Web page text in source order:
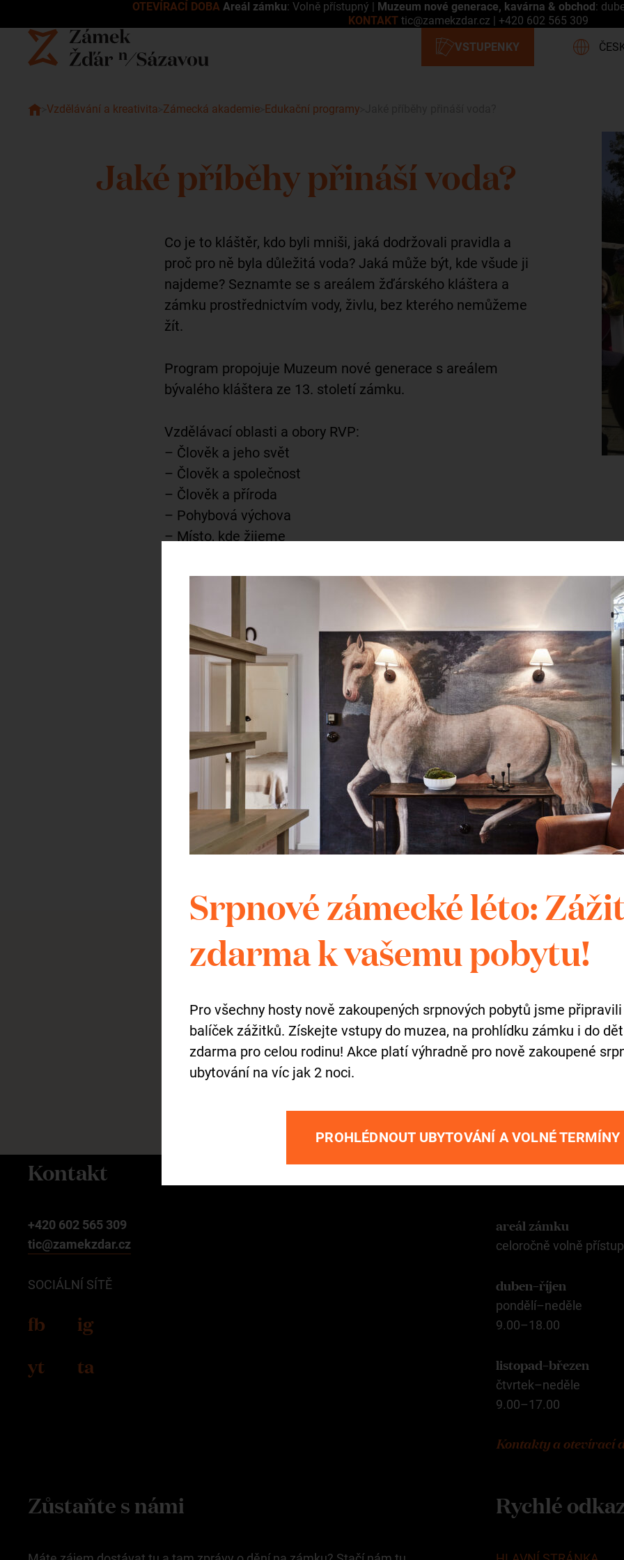
OTEVÍRACÍ DOBA Areál zámku: Volně přístupný | Muzeum nové generace, kavárna & obchod:
KONTAKT tic@zamekzdar.cz | +420 602 565 309
Vzdělávání a kreativita Zámecká akademie Edukační programy
Jaké příběhy přináší voda?
Co je to kláštěr, kdo byli mniši, jaká dodržovali pravidla a
proč pro ně byla důležitá voda? Jaká může být, kde všude ji
najdeme? Seznamte se s areálem žďárského kláštera a
zámku prostřednictvím vody, živlu, bez kterého nemůžeme
žít.
Program propojuje Muzeum nové generace s areálem
bývalého kláštera ze 13. století zámku.
Vzdělávací oblasti a obory RVP:
– Člověk a jeho svět
– Člověk a společnost
– Člověk a příroda
– Pohybová výchova
– Místo, kde žijeme
– Lidé a čas
Témata programu:
– Voda jako součást světa kolem nás
– Využití a význam vody v minulosti a dnes (každodenní
život, hospodářství, cestování, zdroj energie)
– Pohyb vody v areálu kláštera, v okolní přírodě, na světě
– Vlastnosti vody
2. stupeň ZŠ
90-120 minut
95 Kč/ žák, pedagogický doprovod zdarma
Kontakt
+420 602 565 309
tic@zamekzdar.cz
SOCIÁLNÍ SÍTĚ
fb
ig
yt
ta
Otevírací
areál zámku
celoročně volně
duben–říjen
pondělí–neděle
9.00–18.00
listopad–březen
čtvrtek–neděle
9.00–17.00
Kontakty a otevírací
Zůstaňte s námi Rychlé
Srpnové zámecké léto:
zdarma k vašemu pobytu!
Pro všechny hosty nově zakoupených srpnových pobytů jsme
balíček zážitků. Získejte vstupy do muzea, na prohlídku zámku i do
zdarma pro celou rodinu! Akce platí výhradně pro nově zakoupené
ubytování na víc jak 2 noci.
PROHLÉDNOUT UBYTOVÁNÍ A VOLNÉ TERMÍNY